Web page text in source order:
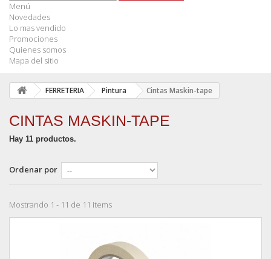
Menú
Novedades
Lo mas vendido
Promociones
Quienes somos
Mapa del sitio
FERRETERIA Pintura Cintas Maskin-tape
CINTAS MASKIN-TAPE
Hay 11 productos.
Ordenar por
Mostrando 1 - 11 de 11 items